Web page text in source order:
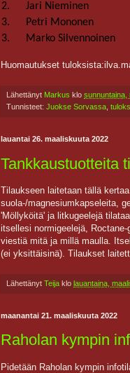
2.
Jari Nieminen
3.
Petri Mononen
3.
Marko Silvennoinen
Huomautukset
Lähettänyt Markus klo sunnuntaina,
Tunnisteet: Juokse Sorvassa
lauantai 26. maaliskuuta 2022
Tankkaustuotteita
Tilaukseen laitetaan tällä
suola-/magnesiumkapseleita,
'Möllyköitä' ja litkugeelejä
itsellesi normigeelejä,
viestiä mitä ja millä maulla.
(ei yksittäisinä). Tilaukset
Lähettänyt Teija klo lauantaina,
maanantai 21. maaliskuuta 2022
Raholan kympin
Pidetään Raholan kympin